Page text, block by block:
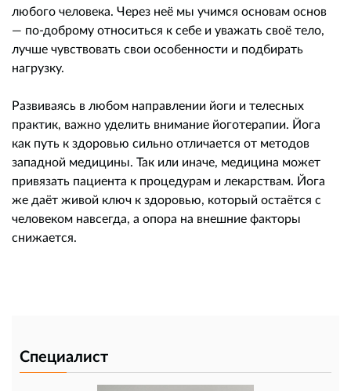
любого человека. Через неё мы учимся основам основ
— по-доброму относиться к себе и уважать своё тело,
лучше чувствовать свои особенности и подбирать
нагрузку.
Развиваясь в любом направлении йоги и телесных
практик, важно уделить внимание йоготерапии. Йога
как путь к здоровью сильно отличается от методов
западной медицины. Так или иначе, медицина может
привязать пациента к процедурам и лекарствам. Йога
же даёт живой ключ к здоровью, который остаётся с
человеком навсегда, а опора на внешние факторы
снижается.
Специалист